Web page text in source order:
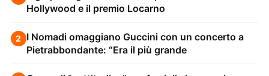
Hollywood e il premio Locarno
2 I Nomadi omaggiano Guccini con un concerto a
Pietrabbondante: “Era il più grande